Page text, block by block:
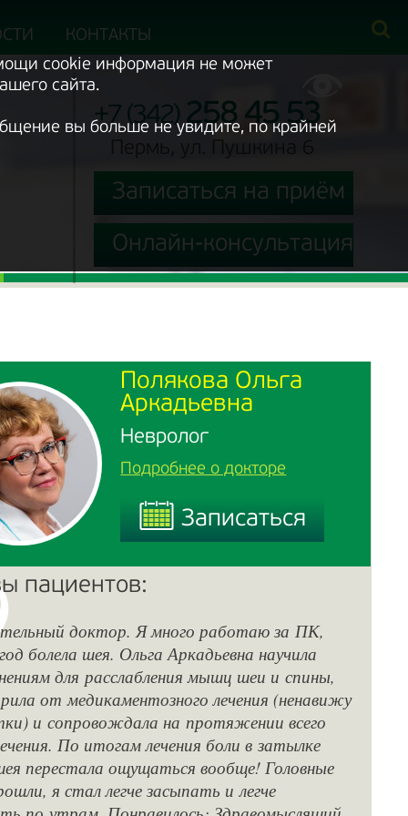
cookie информация не может
сайта.
вы больше не увидите, по крайней
КОНТАКТЫ
+7 (342)258 45 53
Записаться на приём
Онлайн-консультация
Полякова Ольга
Аркадьевна
Невролог
Подробнее о докторе
Записаться
Записаться
пациентов:
доктор. Я много работаю за ПК,
болела шея. Ольга Аркадьевна научила
для расслабления мышц шеи и спины,
от медикаментозного лечения (ненавижу
и сопровождала на протяжении всего
По итогам лечения боли в затылке
перестала ощущаться вообще! Головные
я стал легче засыпать и легче